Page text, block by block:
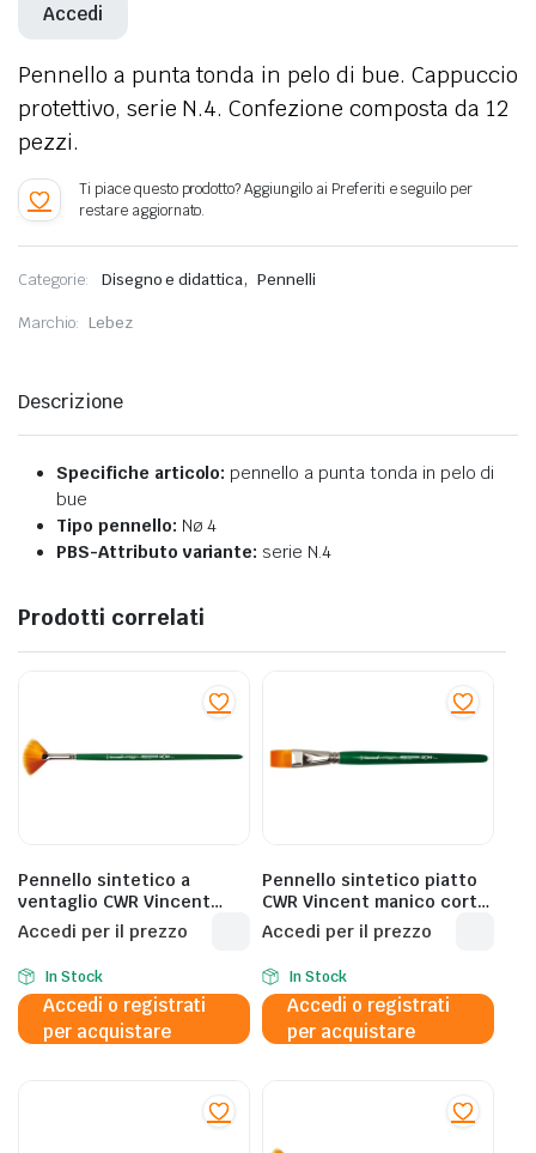
Accedi
Pennello a punta tonda in pelo di bue. Cappuccio
protettivo, serie N.4. Confezione composta da 12
pezzi.
Categorie: Disegno e didattica, Pennelli
Marchio: Lebez
Descrizione
Specifiche articolo: pennello a punta tonda in pelo di
bue
Tipo pennello: Nø 4
PBS-Attributo variante: serie N.4
Prodotti correlati
Pennello sintetico a
ventaglio CWR Vincent
manico corto – N.1 11029/1
Accedi per il prezzo
In Stock
Accedi o registrati
per acquistare
Pennello sintetico piatto
CWR Vincent manico corto
– N.10 11020/10
Accedi per il prezzo
In Stock
Accedi o registrati
per acquistare